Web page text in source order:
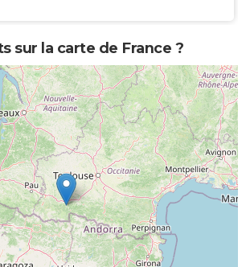
sur la carte de France ?